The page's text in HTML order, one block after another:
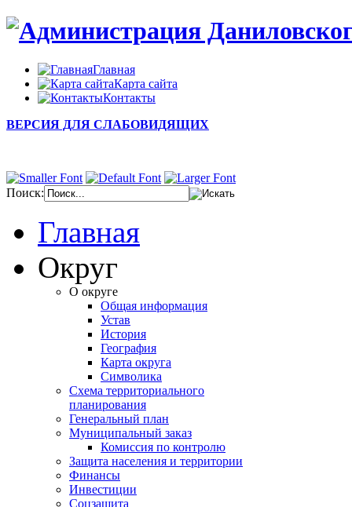
Главная
Карта сайта
Контакты
ВЕРСИЯ ДЛЯ СЛАБОВИДЯЩИХ
Поиск:
Главная
Округ
О округе
Общая информация
Устав
История
География
Карта округа
Символика
Схема территориального
планирования
Генеральный план
Муниципальный заказ
Комиссия по контролю
Защита населения и территории
Финансы
Инвестиции
Соцзащита